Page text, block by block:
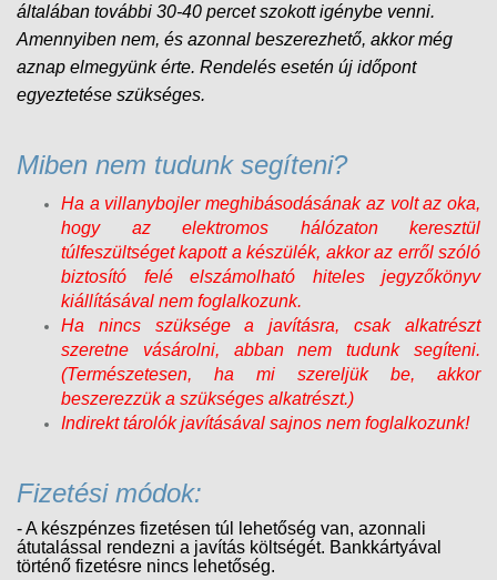
általában további 30-40 percet szokott igénybe venni.
Amennyiben nem, és azonnal beszerezhető, akkor még
aznap elmegyünk érte. Rendelés esetén új időpont
egyeztetése szükséges.
Miben nem tudunk segíteni?
Ha a villanybojler meghibásodásának az volt az oka,
hogy az elektromos hálózaton keresztül
túlfeszültséget kapott a készülék, akkor az erről szóló
biztosító felé elszámolható hiteles jegyzőkönyv
kiállításával nem foglalkozunk.
Ha nincs szüksége a javításra, csak alkatrészt
szeretne vásárolni, abban nem tudunk segíteni.
(Természetesen, ha mi szereljük be, akkor
beszerezzük a szükséges alkatrészt.)
Indirekt tárolók javításával sajnos nem foglalkozunk!
Fizetési módok:
- A készpénzes fizetésen túl lehetőség van, azonnali
átutalással rendezni a javítás költségét. Bankkártyával
történő fizetésre nincs lehetőség.